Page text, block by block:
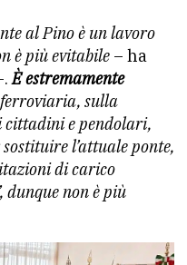
al Pino è un lavoro
è più evitabile – ha
È estremamente
sulla
e pendolari,
l’attuale ponte,
di carico
dunque non è più